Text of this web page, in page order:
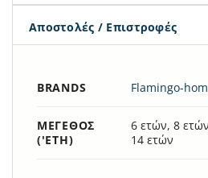
Αποστολές / Επιστροφές
BRANDS Flamingo-
ΜΈΓΕΘΟΣ
('ΕΤΗ)
6 ετών, 8
14 ετών